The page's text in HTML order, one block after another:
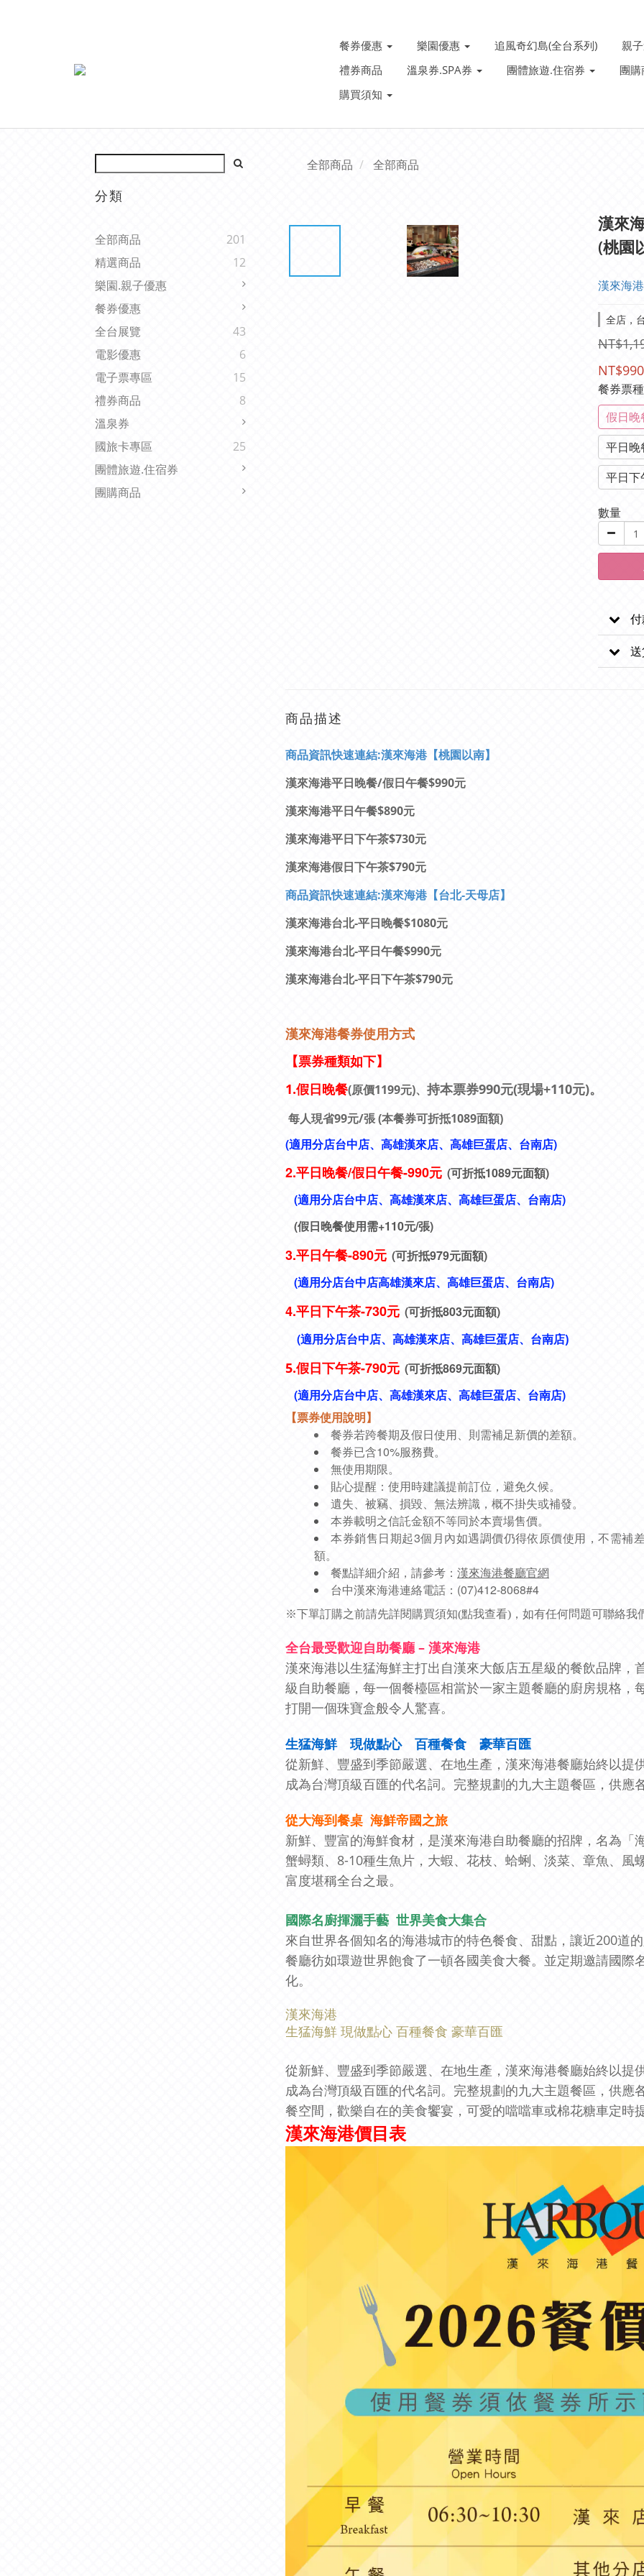
餐券優惠 樂園優惠 追風奇幻島(全台系列)
親
禮券商品
溫泉券.SPA券 團體旅遊.住宿券
團
購買須知
分類
全部商品
201
精選商品
12
樂園.親子優惠
餐券優惠
全台展覽
43
電影優惠
6
電子票專區
15
禮券商品
8
溫泉券
國旅卡專區
25
團體旅遊.住宿券
團購商品
全部商品 全部商品
漢來
(桃園
漢來海
全店，
NT$990
餐券票
假日晚
平日
平日下
數量
商品描述
商品資訊快速連結:漢來海港【桃園以南】
漢來海港平日晚餐/假日午餐$990元
漢來海港平日午餐$890元
漢來海港平日下午茶$730元
漢來海港假日下午茶$790元
商品資訊快速連結:漢來海港【台北-天母店】
漢來海港台北-平日晚餐$1080元
漢來海港台北-平日午餐$990元
漢來海港台北-平日下午茶$790元
漢來海港餐券使用方式
【票券種類如下】
1.假日晚餐(原價1199元)、 持本票券990元(現場+110元)。
每人現省99元/張 (本餐券可折抵1089面額)
(適用分店台中店、 高雄漢來店、高雄巨蛋店、台南店)
2.平日晚餐/假日午餐-990元 (可折抵1089元面額)
(適用分店台中店、 高雄漢來店、高雄巨蛋店、台南店)
(假日晚餐使用需+110元/張)
3.平日午餐-890元 (可折抵979元面額)
(適用分店台中店高雄漢來店、高雄巨蛋店、台南店)
4.平日下午茶-730元 (可折抵803元面額)
(適用分店台中店、 高雄漢來店、高雄巨蛋店、台南店)
5.假日下午茶-790元 (可折抵869元面額)
(適用分店台中店、 高雄漢來店、高雄巨蛋店、台南店)
【票券使用說明】
餐券若跨餐期及假日使用、則需補足新價的差額。
餐券已含10%服務費。
無使用期限。
貼心提醒：使用時建議提前訂位，避免久候。
遺失、被竊、損毀、無法辨識，概不掛失或補發。
本券載明之信託金額不等同於本賣場售價。
本券銷售日期起3個月內如遇調價仍得依原價使用，不需補
額。
餐點詳細介紹，請參考： 漢來海港餐廳官網
台中漢來海港連絡電話：(07)412-8068#4
※下單訂購之前請先詳閱購買須知(點我查看)，如有任何問題可聯絡我
全台最受歡迎自助餐廳 – 漢來海港
漢來海港以生猛海鮮主打出自漢來大飯店五星級的餐飲品牌，
級自助餐廳，每一個餐檯區相當於一家主題餐廳的廚房規格，
打開一個珠寶盒般令人驚喜。
生猛海鮮 現做點心 百種餐食 豪華百匯
從新鮮、豐盛到季節嚴選、在地生產，漢來海港餐廳始終以提
成為台灣頂級百匯的代名詞。完整規劃的九大主題餐區，供
從大海到餐桌 海鮮帝國之旅
新鮮、豐富的海鮮食材，是漢來海港自助餐廳的招牌，名為
蟹蟳類、8-10種生魚片，大蝦、花枝、蛤蜊、淡菜、章魚、風
富度堪稱全台之最。
國際名廚揮灑手藝 世界美食大集合
來自世界各個知名的海港城市的特色餐食、甜點，讓近200道
餐廳彷如環遊世界飽食了一頓各國美食大餐。並定期邀請國際
化。
漢來海港
生猛海鮮 現做點心 百種餐食 豪華百匯
從新鮮、豐盛到季節嚴選、在地生產，漢來海港餐廳始終以提
成為台灣頂級百匯的代名詞。完整規劃的九大主題餐區，供應
餐空間，歡樂自在的美食饗宴，可愛的噹噹車或棉花糖車定時
漢來海港價目表